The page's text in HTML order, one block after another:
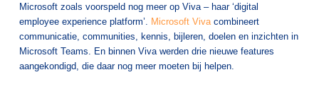
Microsoft zoals voorspeld nog meer op Viva – haar ‘digital
employee experience platform’. Microsoft Vivacombineert
communicatie, communities, kennis, bijleren, doelen en inzichten in
Microsoft Teams. En binnen Viva werden drie nieuwe features
aangekondigd, die daar nog meer moeten bij helpen.